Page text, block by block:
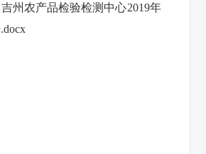
吉州农产品检验检测中心2019年